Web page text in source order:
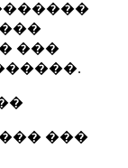
���
������.
���